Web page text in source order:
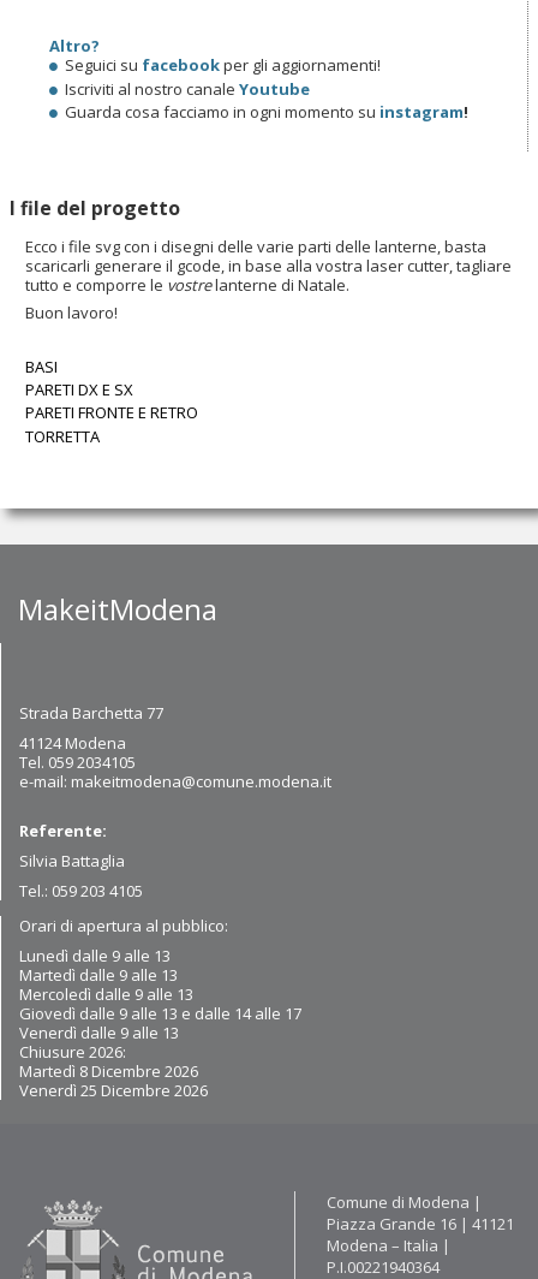
Altro?
Seguici su facebookper gli aggiornamenti!
Iscriviti al nostro canale Youtube
Guarda cosa facciamo in ogni momento su instagram!
I file del progetto
Ecco i file svg con i disegni delle varie parti delle lanterne, basta
scaricarli generare il gcode, in base alla vostra laser cutter, tagliare
tutto e comporre le vostrelanterne di Natale.
Buon lavoro!
BASI
PARETI DX E SX
PARETI FRONTE E RETRO
TORRETTA
MakeitModena
Strada Barchetta 77
41124 Modena
Tel. 059 2034105
e-mail: makeitmodena@comune.modena.it
Referente:
Silvia Battaglia
Tel.: 059 203 4105
Orari di apertura al pubblico:
Lunedì dalle 9 alle 13
Martedì dalle 9 alle 13
Mercoledì dalle 9 alle 13
Giovedì dalle 9 alle 13 e dalle 14 alle 17
Venerdì dalle 9 alle 13
Chiusure 2026:
Martedì 8 Dicembre 2026
Venerdì 25 Dicembre 2026
Contatti
Comune di Modena |
Piazza Grande 16 | 41121
Modena – Italia |
P.I.00221940364